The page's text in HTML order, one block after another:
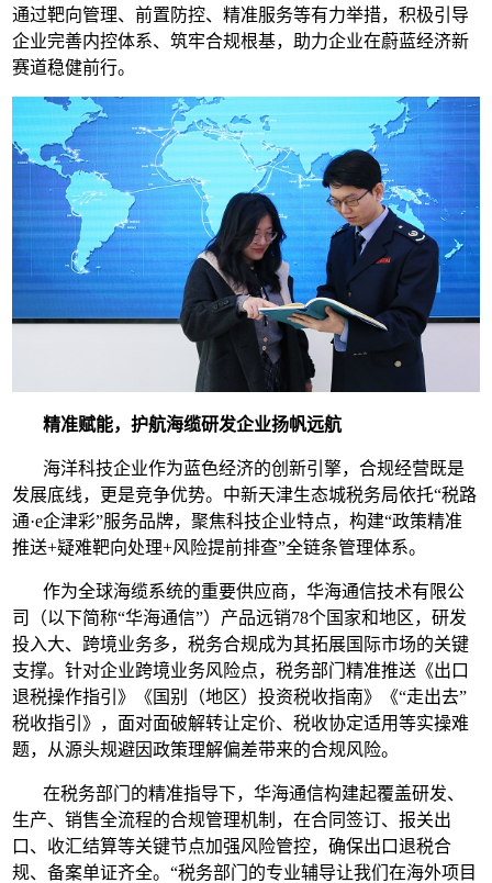
通过靶向管理、前置防控、精准服务等有力举措，积极引导
企业完善内控体系、筑牢合规根基，助力企业在蔚蓝经济新
赛道稳健前行。
精准赋能，护航海缆研发企业扬帆远航
海洋科技企业作为蓝色经济的创新引擎，合规经营既是
发展底线，更是竞争优势。中新天津生态城税务局依托“税路
通·e企津彩”服务品牌，聚焦科技企业特点，构建“政策精准
推送+疑难靶向处理+风险提前排查”全链条管理体系。
作为全球海缆系统的重要供应商，华海通信技术有限公
司（以下简称“华海通信”）产品远销78个国家和地区，研发
投入大、跨境业务多，税务合规成为其拓展国际市场的关键
支撑。针对企业跨境业务风险点，税务部门精准推送《出口
退税操作指引》《国别（地区）投资税收指南》《“走出去”
税收指引》，面对面破解转让定价、税收协定适用等实操难
题，从源头规避因政策理解偏差带来的合规风险。
在税务部门的精准指导下，华海通信构建起覆盖研发、
生产、销售全流程的合规管理机制，在合同签订、报关出
口、收汇结算等关键节点加强风险管控，确保出口退税合
规、备案单证齐全。“税务部门的专业辅导让我们在海外项目